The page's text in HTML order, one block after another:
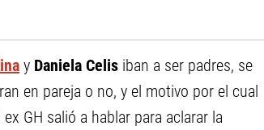
y Daniela Celis iban a ser padres, se
en pareja o no, y el motivo por el cual
GH salió a hablar para aclarar la